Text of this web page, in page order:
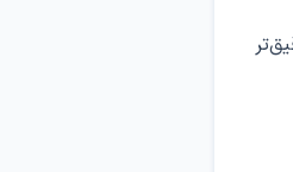
۴) جهت تخمین دقیق‌تر